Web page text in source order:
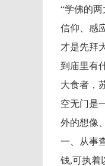
“学佛的
信仰、感
才是先拜
到庙里有
大食者，
空无门是
外的想像
一、从事
钱,可执着